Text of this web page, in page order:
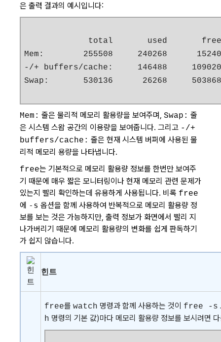
은 출력 결과의 예시입니다:
total       used
Mem:        255508     240268
-/+ buffers/cache:     146488     109020
Swap:       530136      26268     503868
Mem: 줄은 물리적 메모리 활용량을 보여주며, Swap: 줄
은 시스템 스왑 공간의 이용량을 보여줍니다. 그리고 -/+
buffers/cache: 줄은 현재 시스템 버퍼에 사용된 물
리적 메모리 용량을 나타냅니다.
free는 기본적으로 메모리 활용량 정보를 한번만 보여주
기 때문에 매우 짧은 모니터링이나 현재 메모리 관련 문제가
있는지 빨리 확인하는데 유용하게 사용됩니다. 비록 free
에 -s 옵션을 함께 사용하여 반복적으로 메모리 활용량 정
보를 보는 것은 가능하지만, 출력 정보가 화면에서 빨리 지
나가버리기 때문에 메모리 활용량의 변화를 쉽게 판독하기
가 쉽지 않습니다.
힌트
free를 watch 명령과 함께 사용하는 것이 free -s
h 명령의 기본 값)마다 메모리 활용량 정보를 보시려면